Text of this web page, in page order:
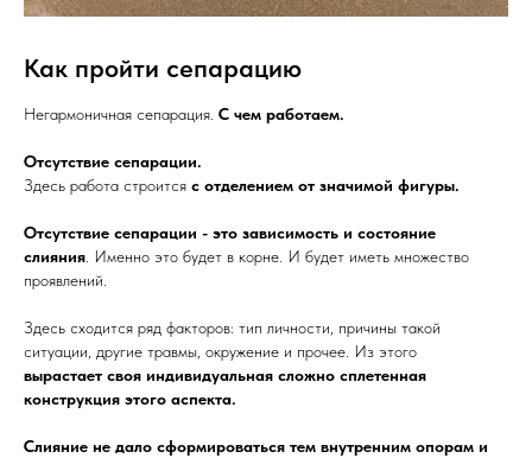
Как пройти сепарацию
Негармоничная сепарация. С чем работаем.
Отсутствие сепарации.
Здесь работа строится с отделением от значимой фигуры.
Отсутствие сепарации - это зависимость и состояние
слияния . Именно это будет в корне. И будет иметь множество
проявлений.
Здесь сходится ряд факторов: тип личности, причины такой
ситуации, другие травмы, окружение и прочее. Из этого
вырастает своя индивидуальная сложно сплетенная
конструкция этого аспекта.
Слияние не дало сформироваться тем внутренним опорам и